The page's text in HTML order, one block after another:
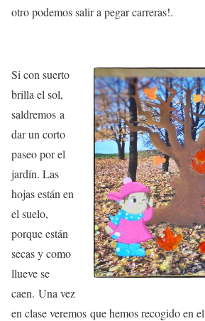
otro podemos salir a pegar carreras!.
Si con suerto
brilla el sol,
saldremos a
dar un corto
paseo por el
jardín. Las
hojas están en
el suelo,
porque están
secas y como
llueve se
caen. Una vez
en clase veremos que hemos recogido en